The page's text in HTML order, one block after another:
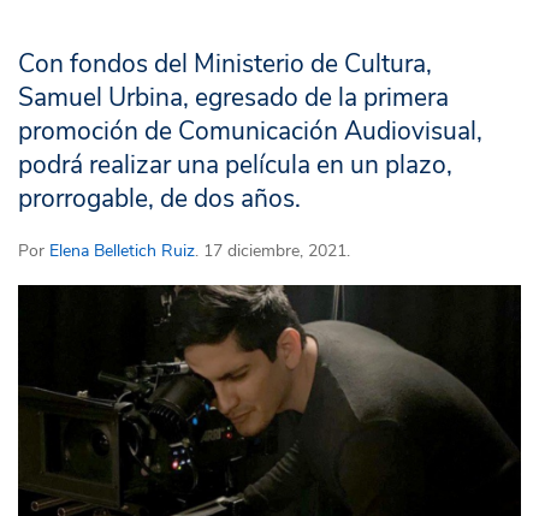
Con fondos del Ministerio de Cultura,
Samuel Urbina, egresado de la primera
promoción de Comunicación Audiovisual,
podrá realizar una película en un plazo,
prorrogable, de dos años.
Por Elena Belletich Ruiz. 17 diciembre, 2021.